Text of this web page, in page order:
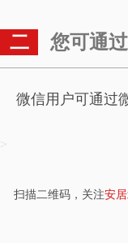
二 您可通
微信用户可通过
>
扫描二维码，关注安